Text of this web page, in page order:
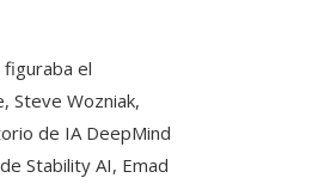
el
Steve Wozniak,
de IA DeepMind
Stability AI, Emad